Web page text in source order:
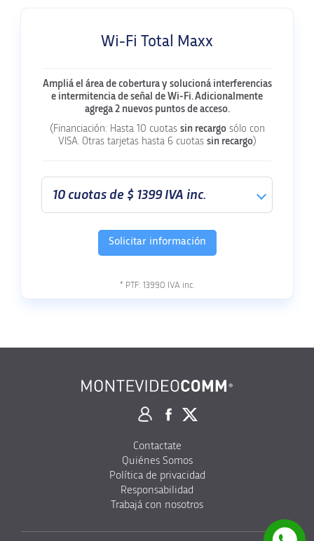
Wi-Fi Total Maxx
Ampliá el área de cobertura y solucioná interferencias
e intermitencia de señal de Wi-Fi. Adicionalmente
agrega 2 nuevos puntos de acceso.
(Financiación: Hasta 10 cuotas sin recargosólo con
VISA. Otras tarjetas hasta 6 cuotas sin recargo)
Solicitar información
* PTF: 13990 IVA inc.
Contactate
Quiénes Somos
Política de privacidad
Responsabilidad
Trabajá con nosotros